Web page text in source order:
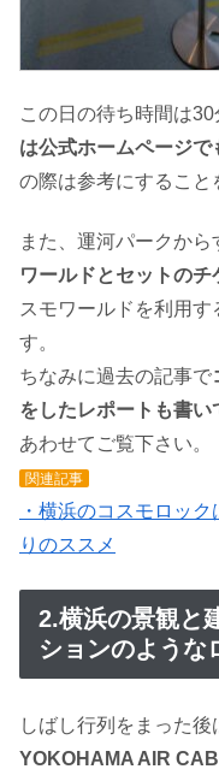
この日の待ち時間は30
は公式ホームページ
の際は参考にすること
また、運河パークか
ワールドとセットの
スモワールドを利用
す。
ちなみに過去の記事で
をしたレポートも書い
あわせてご覧下さい。
関連記事
・横浜のコスモロッ
りのススメ
2.横浜の景観と
ションのような
しばし行列をまった後
YOKOHAMA AIR